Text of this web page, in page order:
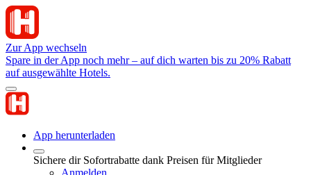
Zur App wechseln
Spare in der App noch mehr – auf dich warten bis zu 20% Rabatt
auf ausgewählte Hotels.
App herunterladen
Sichere dir Sofortrabatte dank Preisen für Mitglieder
Anmelden